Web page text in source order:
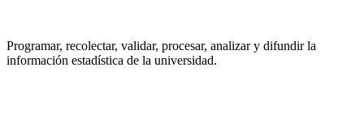
Programar, recolectar, validar, procesar, analizar y difundir la
información estadística de la universidad.